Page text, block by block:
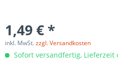
1,49 € *
inkl. MwSt.zzgl. Versandkosten
Sofort versandfertig, Lieferzeit